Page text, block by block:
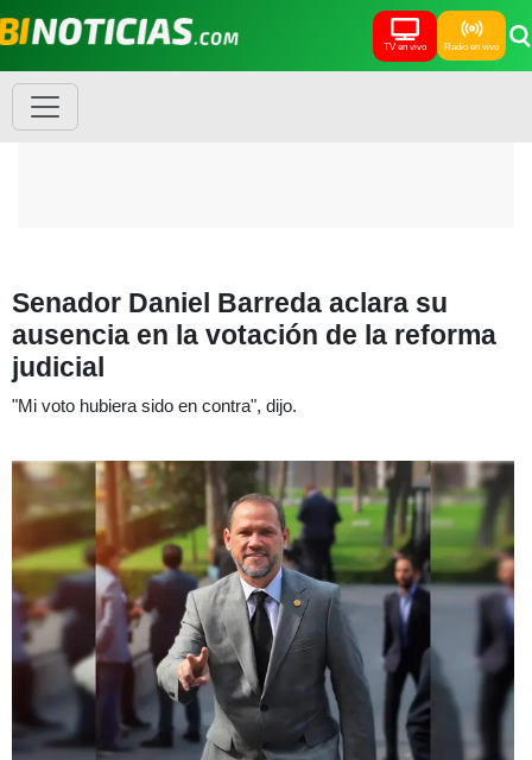
TV en vivo Radio en vivo
Senador Daniel Barreda aclara su
ausencia en la votación de la reforma
judicial
"Mi voto hubiera sido en contra", dijo.